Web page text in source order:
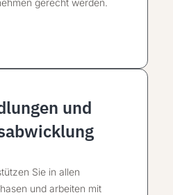
und
Sie in allen
und arbeiten mit